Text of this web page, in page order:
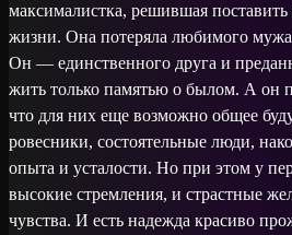
максималистка, решившая поставить
жизни. Она потеряла любимого
Он — единственного друга и
жить только памятью о былом. А он
что для них еще возможно общее
ровесники, состоятельные люди,
опыта и усталости. Но при этом у
высокие стремления, и страстные
чувства. И есть надежда красиво